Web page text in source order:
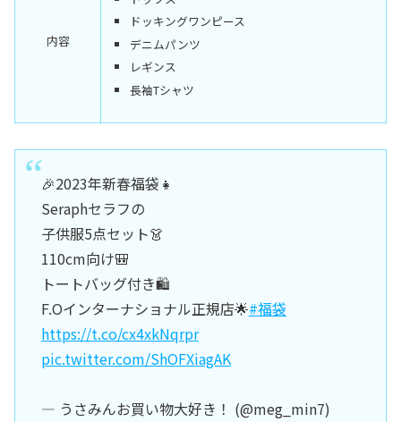
内容
ドッキングワンピース
デニムパンツ
レギンス
長袖Tシャツ
🎉2023年新春福袋👧
Seraphセラフの
子供服5点セット👗
110cm向け🎒
トートバッグ付き🛍️
F.Oインターナショナル正規店🌟#福袋
https://t.co/cx4xkNqrpr
pic.twitter.com/ShOFXiagAK
— うさみんお買い物大好き！ (@meg_min7)